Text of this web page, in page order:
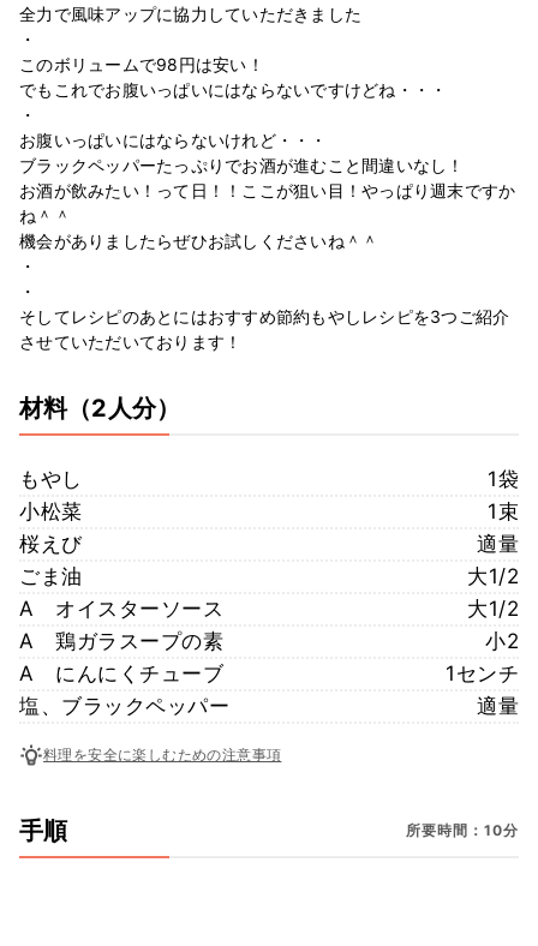
全力で風味アップに協力していただきました
・
このボリュームで98円は安い！
でもこれでお腹いっぱいにはならないですけどね・・・
・
お腹いっぱいにはならないけれど・・・
ブラックペッパーたっぷりでお酒が進むこと間違いなし！
お酒が飲みたい！って日！！ここが狙い目！やっぱり週末ですか
ね＾＾
機会がありましたらぜひお試しくださいね＾＾
・
・
そしてレシピのあとにはおすすめ節約もやしレシピを3つご紹介
させていただいております！
材料（2人分）
もやし
1袋
小松菜
1束
桜えび
適量
ごま油
大1/2
A オイスターソース
大1/2
A 鶏ガラスープの素
小2
A にんにくチューブ
1センチ
塩、ブラックペッパー
適量
料理を安全に楽しむための注意事項
手順 所要時間：10分